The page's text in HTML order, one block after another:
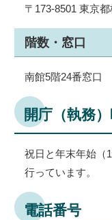
〒173-8501 東京
階数・窓口
南館5階24番窓口
開庁（執務
祝日と年末年始（
行っています。
電話番号